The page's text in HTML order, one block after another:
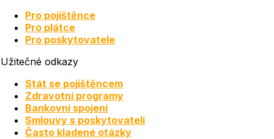
Pro pojištěnce
Pro plátce
Pro poskytovatele
Užitečné odkazy
Stát se pojištěncem
Zdravotní programy
Bankovní spojení
Smlouvy s poskytovateli
Často kladené otázky